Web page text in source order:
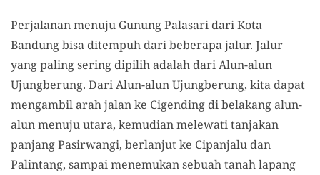
Perjalanan menuju Gunung Palasari dari Kota
Bandung bisa ditempuh dari beberapa jalur. Jalur
yang paling sering dipilih adalah dari Alun-alun
Ujungberung. Dari Alun-alun Ujungberung, kita dapat
mengambil arah jalan ke Cigending di belakang alun-
alun menuju utara, kemudian melewati tanjakan
panjang Pasirwangi, berlanjut ke Cipanjalu dan
Palintang, sampai menemukan sebuah tanah lapang